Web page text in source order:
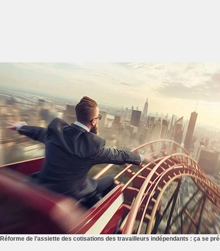
Réforme de l’assiette des cotisations des travailleurs indépendants : ça se